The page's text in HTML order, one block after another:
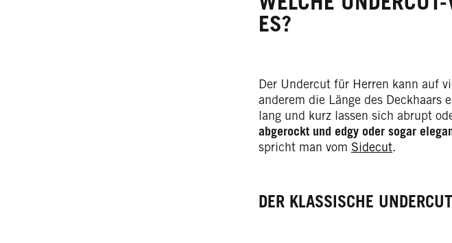
ES?
Der Undercut für Herren kann auf
anderem die Länge des Deckhaars
lang und kurz lassen sich abrupt
abgerockt und edgy oder sogar
spricht man vom Sidecut.
DER KLASSISCHE